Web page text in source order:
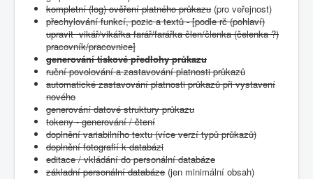
kompletní (log) ověření platného průkazu (pro veřejnost)
přechylování funkcí, pozic a textů - [podle rč (pohlaví)
upravit vikář/vikářka farář/farářka člen/členka (čelenka ?)
pracovník/pracovnice]
generování tiskové předlohy průkazu
ruční povolování a zastavování platnosti průkazů
automatické zastavování platnosti průkazů při vystavení
nového
generování datové struktury průkazu
tokeny - generování / čtení
doplnění variabilního textu (více verzí typů průkazů)
doplnění fotografií k databázi
editace / vkládání do personální databáze
základní personální databáze (jen minimální obsah)